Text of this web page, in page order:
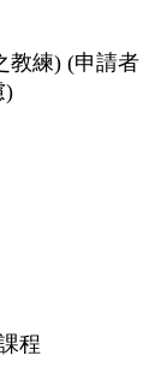
教練) (申請者
)
程